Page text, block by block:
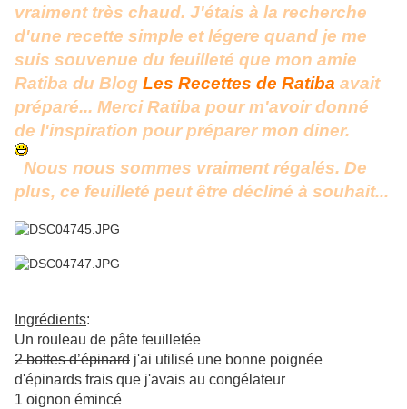
vraiment très chaud. J'étais à la recherche
d'une recette simple et légere quand je me
suis souvenue du feuilleté que mon amie
Ratiba du Blog Les Recettes de Ratiba avait
préparé... Merci Ratiba pour m'avoir donné
de l'inspiration pour préparer mon diner.
Nous nous sommes vraiment régalés. De
plus, ce feuilleté peut être décliné à souhait...
Ingrédients:
Un rouleau de pâte feuilletée
2 bottes d’épinard j'ai utilisé une bonne poignée
d'épinards frais que j'avais au congélateur
1 oignon émincé